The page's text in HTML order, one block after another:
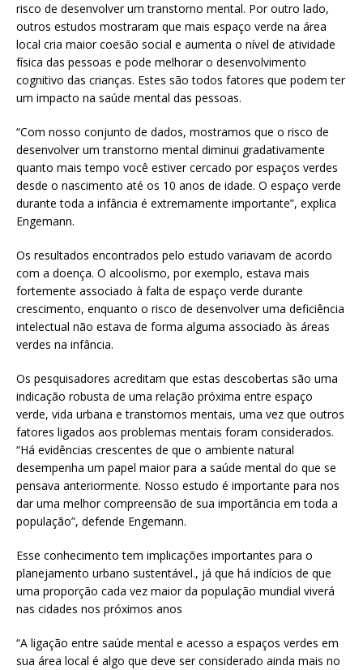
risco de desenvolver um transtorno mental. Por outro lado,
outros estudos mostraram que mais espaço verde na área
local cria maior coesão social e aumenta o nível de atividade
física das pessoas e pode melhorar o desenvolvimento
cognitivo das crianças. Estes são todos fatores que podem ter
um impacto na saúde mental das pessoas.
“Com nosso conjunto de dados, mostramos que o risco de
desenvolver um transtorno mental diminui gradativamente
quanto mais tempo você estiver cercado por espaços verdes
desde o nascimento até os 10 anos de idade. O espaço verde
durante toda a infância é extremamente importante”, explica
Engemann.
Os resultados encontrados pelo estudo variavam de acordo
com a doença. O alcoolismo, por exemplo, estava mais
fortemente associado à falta de espaço verde durante
crescimento, enquanto o risco de desenvolver uma deficiência
intelectual não estava de forma alguma associado às áreas
verdes na infância.
Os pesquisadores acreditam que estas descobertas são uma
indicação robusta de uma relação próxima entre espaço
verde, vida urbana e transtornos mentais, uma vez que outros
fatores ligados aos problemas mentais foram considerados.
“Há evidências crescentes de que o ambiente natural
desempenha um papel maior para a saúde mental do que se
pensava anteriormente. Nosso estudo é importante para nos
dar uma melhor compreensão de sua importância em toda a
população”, defende Engemann.
Esse conhecimento tem implicações importantes para o
planejamento urbano sustentável., já que há indícios de que
uma proporção cada vez maior da população mundial viverá
nas cidades nos próximos anos
“A ligação entre saúde mental e acesso a espaços verdes em
sua área local é algo que deve ser considerado ainda mais no